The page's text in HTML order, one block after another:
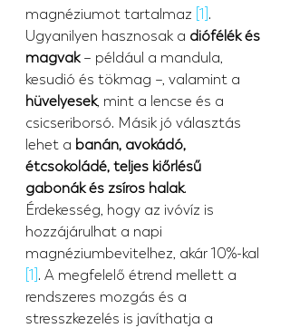
magnéziumot tartalmaz [1] .
Ugyanilyen hasznosak a diófélék és
magvak – például a mandula,
kesudió és tökmag –, valamint a
hüvelyesek, mint a lencse és a
csicseriborsó. Másik jó választás
lehet a banán, avokádó,
étcsokoládé, teljes kiőrlésű
gabonák és zsíros halak.
Érdekesség, hogy az ivóvíz is
hozzájárulhat a napi
magnéziumbevitelhez, akár 10%-kal
[1] . A megfelelő étrend mellett a
rendszeres mozgás és a
stresszkezelés is javíthatja a